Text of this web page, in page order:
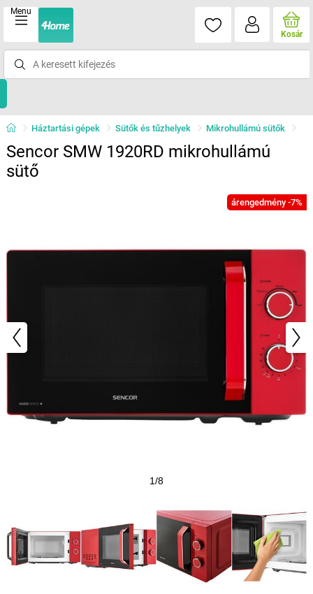
Menu
Kosár
Háztartási gépek Sütők és tűzhelyek Mikrohullámú sütők
Sencor SMW 1920RD mikrohullámú
sütő
árengedmény -7%
1/8